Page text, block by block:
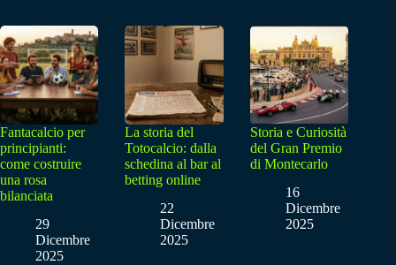
Fantacalcio per
principianti:
come costruire
una rosa
bilanciata
29
Dicembre
2025
La storia del
Totocalcio: dalla
schedina al bar al
betting online
22
Dicembre
2025
Storia e Curiosità
del Gran Premio
di Montecarlo
16
Dicembre
2025